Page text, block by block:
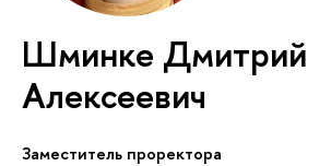
Шминке Дмитрий
Алексеевич
заместитель проректора